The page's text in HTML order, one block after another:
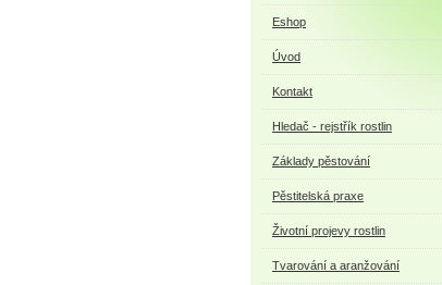
Eshop
Úvod
Kontakt
Hledač - rejstřík rostlin
Základy pěstování
Pěstitelská praxe
Životní projevy rostlin
Tvarování a aranžování